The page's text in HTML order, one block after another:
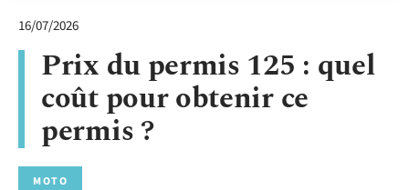
16/07/2026
Prix du permis 125 : quel
coût pour obtenir ce
permis ?
MOTO